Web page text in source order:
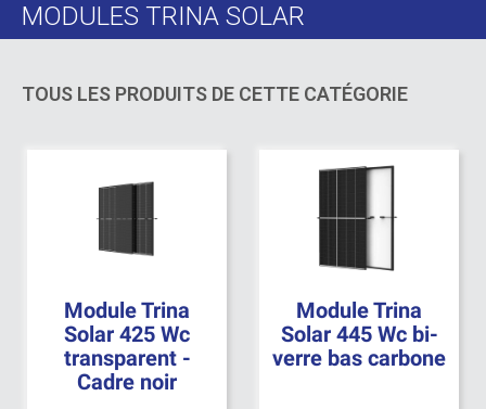
MODULES TRINA SOLAR
TOUS LES PRODUITS DE CETTE CATÉGORIE
Module Trina
Solar 425 Wc
transparent -
Cadre noir
Module Trina
Solar 445 Wc bi-
verre bas carbone